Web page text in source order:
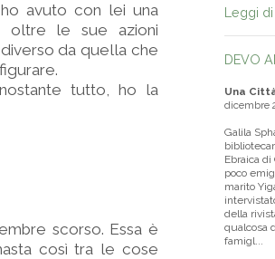
avuto con lei una
oltre le sue azioni
da quella che
tutto, ho la
scorso. Essa è
così tra le cose
Leggi
DEVO
Una
dicembre
Galila
Ebraica
poco
marito
della
qualcosa
famigl...